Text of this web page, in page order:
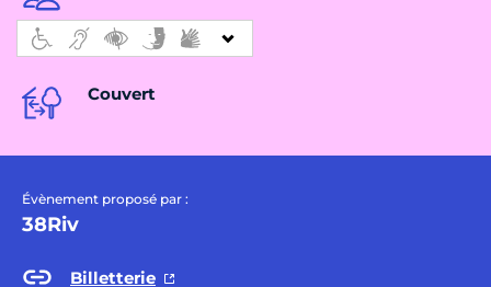
Couvert
Évènement proposé par :
38Riv
Billetterie